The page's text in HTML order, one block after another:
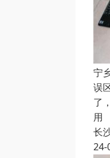
宁
误
了
用
长
24-